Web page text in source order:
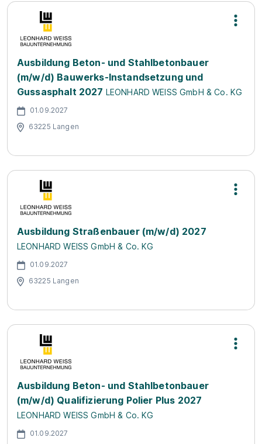
Ausbildung Beton- und Stahlbetonbauer
(m/w/d) Bauwerks-Instandsetzung und
Gussasphalt 2027 LEONHARD WEISS GmbH & Co. KG
01.09.2027
63225 Langen
Ausbildung Straßenbauer (m/w/d) 2027
LEONHARD WEISS GmbH & Co. KG
01.09.2027
63225 Langen
Ausbildung Beton- und Stahlbetonbauer
(m/w/d) Qualifizierung Polier Plus 2027
LEONHARD WEISS GmbH & Co. KG
01.09.2027